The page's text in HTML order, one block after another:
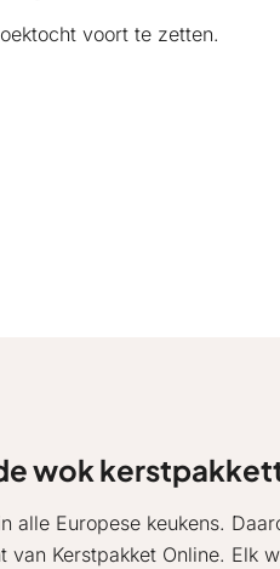
voort te zetten.
wok
alle Europese keukens.
van Kerstpakket Online. Elk